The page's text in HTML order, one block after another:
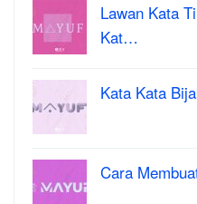
Lawan Kata
Kat…
Kata Kata
Cara